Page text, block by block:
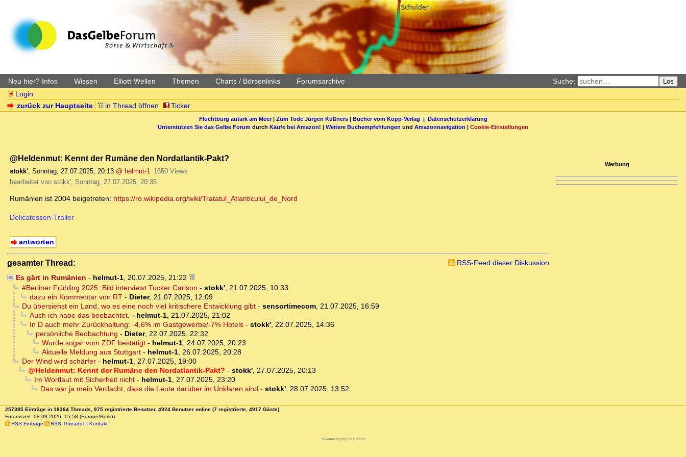
Neu hier? Infos Wissen Elliott-Wellen Themen Charts / Börsenlinks Forumsarchive Suche: Los
Login
zurück zur Hauptseite
in Thread öffnen Ticker
Fluchtburg autark am Meer| Zum Tode Jürgen Küßners| Bücher vom Kopp-Verlag | Datenschutzerklärung
Unterstützen Sie das Gelbe Forum durch Käufe bei Amazon! | Weitere Buchempfehlungen und Amazonnavigation | Cookie-Einstellungen
@Heldenmut: Kennt der Rumäne den Nordatlantik-Pakt?
stokk', Sonntag, 27.07.2025, 20:13 @ helmut-1 1650 Views
bearbeitet von stokk', Sonntag, 27.07.2025, 20:35
Rumänien ist 2004 beigetreten: https://ro.wikipedia.org/wiki/Tratatul_Atlanticului_de_Nord
Delicatessen-Trailer
antworten
gesamter Thread:
RSS-Feed dieser Diskussion
Es gärt in Rumänien - helmut-1, 20.07.2025, 21:22
#Berliner Frühling 2025: Bild interviewt Tucker Carlson - stokk', 21.07.2025, 10:33
dazu ein Kommentar von RT- Dieter, 21.07.2025, 12:09
Du übersiehst ein Land, wo es eine noch viel kritischere Entwicklung gibt- sensortimecom, 21.07.2025, 16:59
Auch ich habe das beobachtet. - helmut-1, 21.07.2025, 21:02
In D auch mehr Zurückhaltung: -4,6% im Gastgewerbe/-7% Hotels- stokk', 22.07.2025, 14:36
persönliche Beobachtung - Dieter, 22.07.2025, 22:32
Wurde sogar vom ZDF bestätigt- helmut-1, 24.07.2025, 20:23
Aktuelle Meldung aus Stuttgart- helmut-1, 26.07.2025, 20:28
Der Wind wird schärfer- helmut-1, 27.07.2025, 19:00
@Heldenmut: Kennt der Rumäne den Nordatlantik-Pakt? - stokk', 27.07.2025, 20:13
Im Wortlaut mit Sicherheit nicht- helmut-1, 27.07.2025, 23:20
Das war ja mein Verdacht, dass die Leute darüber im Unklaren sind - stokk', 28.07.2025, 13:52
Werbung
257385 Einträge in 18364 Threads, 975 registrierte Benutzer, 4924 Benutzer online (7 registrierte, 4917 Gäste)
Forumszeit: 08.08.2026, 15:58 (Europe/Berlin)
RSS Einträge
RSS Threads Kontakt
powered by my little forum